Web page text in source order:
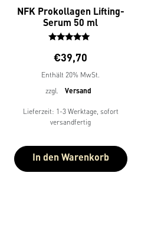
NFK Prokollagen Lifting-
Serum 50 ml
Bewertet
mit
5.00
von 5
€39,70
Enthält 20% MwSt.
zzgl.
Versand
Lieferzeit: 1-3 Werktage, sofort
versandfertig
In den Warenkorb